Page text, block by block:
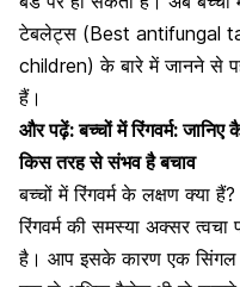
टेबलेट्स (Best antifungal
children) के बारे में जानने से
हैं।
और पढ़ें:बच्चों में रिंगवर्म:
किस तरह से संभव है बचाव
बच्चों में रिंगवर्म के लक्षण
रिंगवर्म की समस्या अक्सर
है। आप इसके कारण एक सिंगल